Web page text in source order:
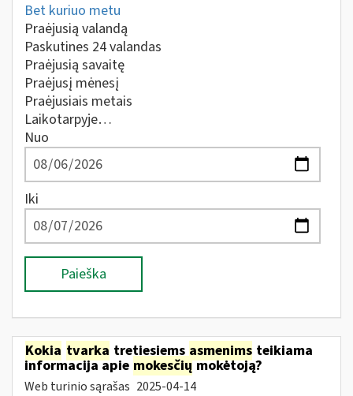
Bet kuriuo metu
Praėjusią valandą
Paskutines 24 valandas
Praėjusią savaitę
Praėjusį mėnesį
Praėjusiais metais
Laikotarpyje…
Nuo
Iki
Paieška
Kokia tvarka tretiesiems asmenims teikiama
informacija apie mokesčiųmokėtoją?
Web turinio sąrašas 2025-04-14